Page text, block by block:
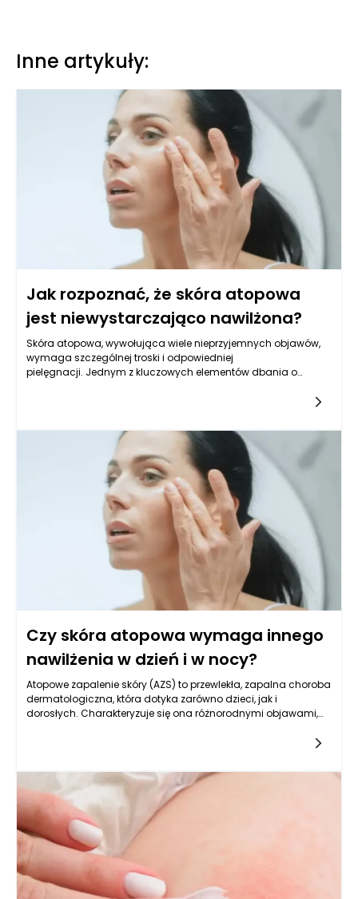
Inne artykuły:
Jak rozpoznać, że skóra atopowa
jest niewystarczająco nawilżona?
Skóra atopowa, wywołująca wiele nieprzyjemnych objawów,
wymaga szczególnej troski i odpowiedniej
pielęgnacji. Jednym z kluczowych elementów dbania o
komfort życia osoby z tym schorzeniem. Rozpoznanie
niewystarczającego nawilżenia jest zatem niezwykle istotne
dla skutecznego zarządzania atopowym zapaleniem skóry.
Czy skóra atopowa wymaga innego
nawilżenia w dzień i w nocy?
Atopowe zapalenie skóry (AZS) to przewlekła, zapalna choroba
dermatologiczna, która dotyka zarówno dzieci, jak i
dorosłych. Charakteryzuje się ona różnorodnymi objawami,
do podrażnień. Z uwagi na specyfikę atopowego zapalenia
elementem terapii, a pytanie o to, czy skóra atopowa wymaga
innego nawilżenia w ciągu dnia i w nocy, jest bardzo
istotne. Odpowiedź na to pytanie nie jest prosta, bowiem
czynniki, które wpływają na kondycję skóry, różnią się w
zależności od pory dnia oraz specyficznych potrzeb skóry
pacjenta.